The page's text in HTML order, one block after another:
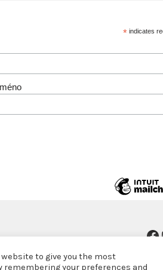
*indicates
to give you the most
remembering your preferences and